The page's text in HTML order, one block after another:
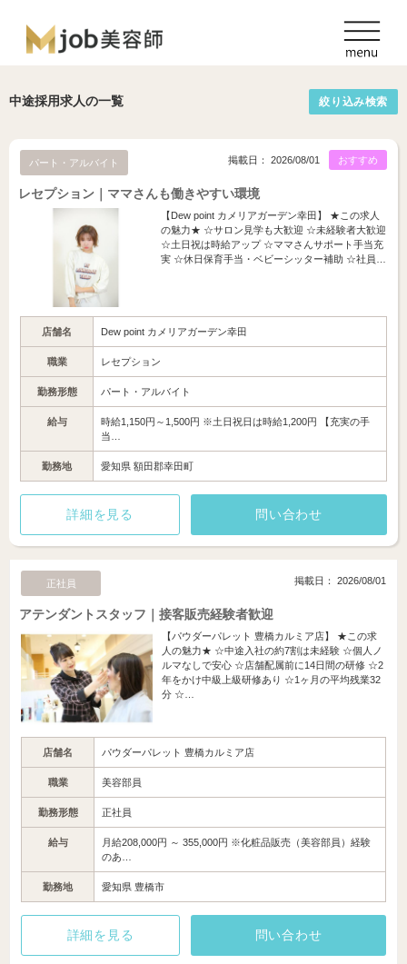
中途採用求人の一覧 絞り込み検索
パート・アルバイト おすすめ
掲載日： 2026/08/01
レセプション｜ママさんも働きやすい環境
【Dew point カメリアガーデン幸田】 ★この求人
の魅力★ ☆サロン見学も大歓迎 ☆未経験者大歓迎
☆土日祝は時給アップ ☆ママさんサポート手当充
実 ☆休日保育手当・ベビーシッター補助 ☆社員…
店舗名 Dew point カメリアガーデン幸田
職業 レセプション
勤務形態 パート・アルバイト
給与
時給1,150円～1,500円 ※土日祝日は時給1,200円 【充実の手
当…
勤務地 愛知県 額田郡幸田町
詳細を見る 問い合わせ
正社員 掲載日： 2026/08/01
アテンダントスタッフ｜接客販売経験者歓迎
【パウダーパレット 豊橋カルミア店】 ★この求
人の魅力★ ☆中途入社の約7割は未経験 ☆個人ノ
ルマなしで安心 ☆店舗配属前に14日間の研修 ☆2
年をかけ中級上級研修あり ☆1ヶ月の平均残業32
分 ☆…
店舗名 パウダーパレット 豊橋カルミア店
職業 美容部員
勤務形態 正社員
給与
月給208,000円 ～ 355,000円 ※化粧品販売（美容部員）経験
のあ…
勤務地 愛知県 豊橋市
詳細を見る 問い合わせ